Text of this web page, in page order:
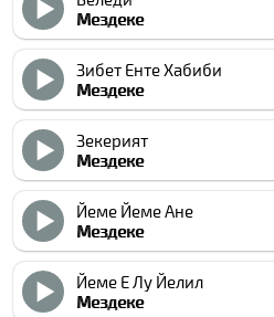
Мездеке
Зибет Енте Хабиби
Мездеке
Зекерият
Мездеке
Йеме Йеме Ане
Мездеке
Йеме Е Лу Йелил
Мездеке